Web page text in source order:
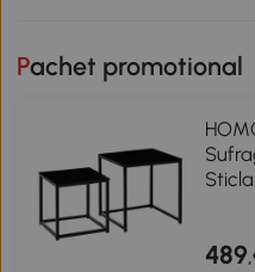
Pachet promotional
489